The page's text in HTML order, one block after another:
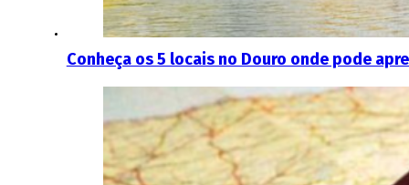
Conheça os 5 locais no Douro onde pode